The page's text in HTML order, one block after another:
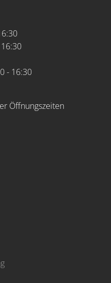
- 16:30
Öffnungszeiten